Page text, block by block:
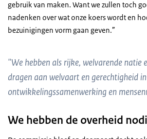
gebruik van maken. Want we zullen toch
nadenken over wat onze koers wordt en
bezuinigingen vorm gaan geven.”
"We hebben als rijke, welvarende natie
dragen aan welvaart en gerechtigheid
ontwikkelingssamenwerking en
We hebben de overheid